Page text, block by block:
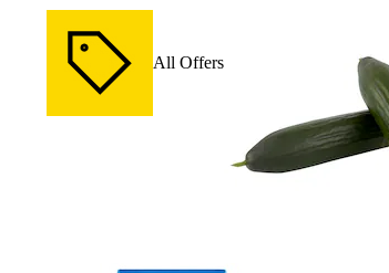
All Offers